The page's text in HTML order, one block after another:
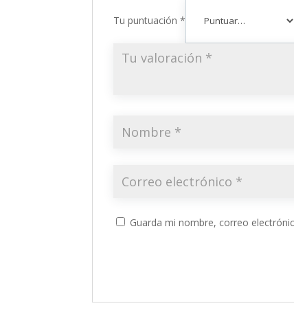
Tu puntuación*
Guarda mi nombre, correo